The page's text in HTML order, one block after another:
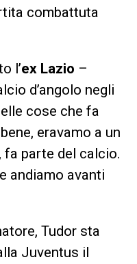
combattuta
l’ex Lazio –
d’angolo negli
cose che fa
eravamo a un
parte del calcio.
andiamo avanti
Tudor sta
Juventus il